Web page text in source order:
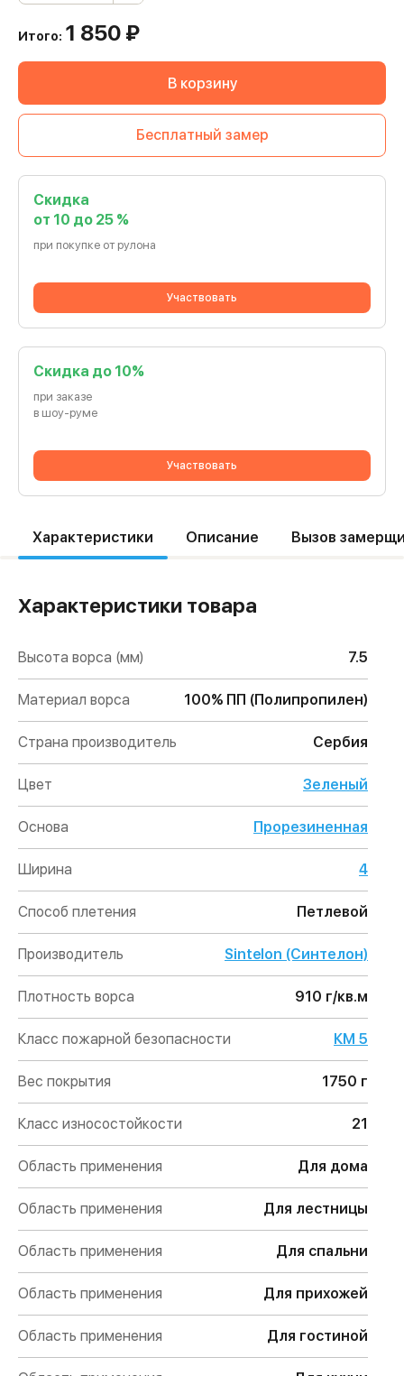
Итого: 1 850 ₽
В корзину
Бесплатный замер
Скидка
от 10 до 25 %
при покупке от рулона
Участвовать
Cкидка до 10%
при заказе
в шоу-руме
Участвовать
Характеристики Описание Вызов
Характеристики товара
Высота ворса (мм) 7.5
Материал ворса 100% ПП (Полипропилен)
Страна производитель Сербия
Цвет Зеленый
Основа Прорезиненная
Ширина 4
Способ плетения Петлевой
Производитель Sintelon (Синтелон)
Плотность ворса 910 г/кв.м
Класс пожарной безопасности КМ 5
Вес покрытия 1750 г
Класс износостойкости 21
Область применения Для дома
Область применения Для лестницы
Область применения Для спальни
Область применения Для прихожей
Область применения Для гостиной